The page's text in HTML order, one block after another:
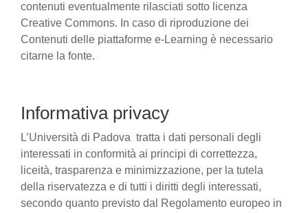
contenuti eventualmente rilasciati sotto licenza
Creative Commons. In caso di riproduzione dei
Contenuti delle piattaforme e-Learning è necessario
citarne la fonte.
Informativa privacy
L’Università di Padova tratta i dati personali degli
interessati in conformità ai principi di correttezza,
liceità, trasparenza e minimizzazione, per la tutela
della riservatezza e di tutti i diritti degli interessati,
secondo quanto previsto dal Regolamento europeo in